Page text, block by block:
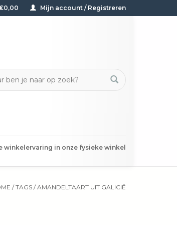
Mijn account / Registreren
winkelervaring in onze fysieke winkel
/TAGS /AMANDELTAART UIT GALICIË